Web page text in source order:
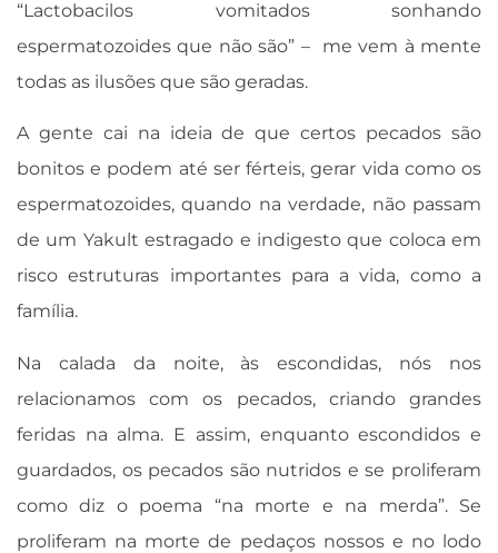
“Lactobacilos vomitados sonhando
espermatozoides que não são” – me vem à mente
todas as ilusões que são geradas.
A gente cai na ideia de que certos pecados são
bonitos e podem até ser férteis, gerar vida como os
espermatozoides, quando na verdade, não passam
de um Yakult estragado e indigesto que coloca em
risco estruturas importantes para a vida, como a
família.
Na calada da noite, às escondidas, nós nos
relacionamos com os pecados, criando grandes
feridas na alma. E assim, enquanto escondidos e
guardados, os pecados são nutridos e se proliferam
como diz o poema “na morte e na merda”. Se
proliferam na morte de pedaços nossos e no lodo